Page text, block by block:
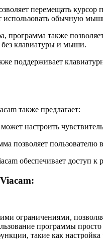
перемещать
использовать обычную
программа также
без клавиатуры и мыши.
поддерживает
также предлагает:
настроить
позволяет
обеспечивает доступ
ограничениями,
программы
такие как настройка